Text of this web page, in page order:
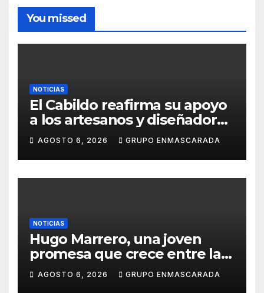
You missed
NOTICIAS
El Cabildo reafirma su apoyo
a los artesanos y diseñadores
del Carnaval de Tenerife
AGOSTO 6, 2026 GRUPO ENMASCARADA
NOTICIAS
Hugo Marrero, una joven
promesa que crece entre la
música y la pasión por el
Carnaval
AGOSTO 6, 2026 GRUPO ENMASCARADA